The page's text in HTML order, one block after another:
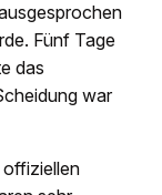
Fünf Tage
das
war
offiziellen